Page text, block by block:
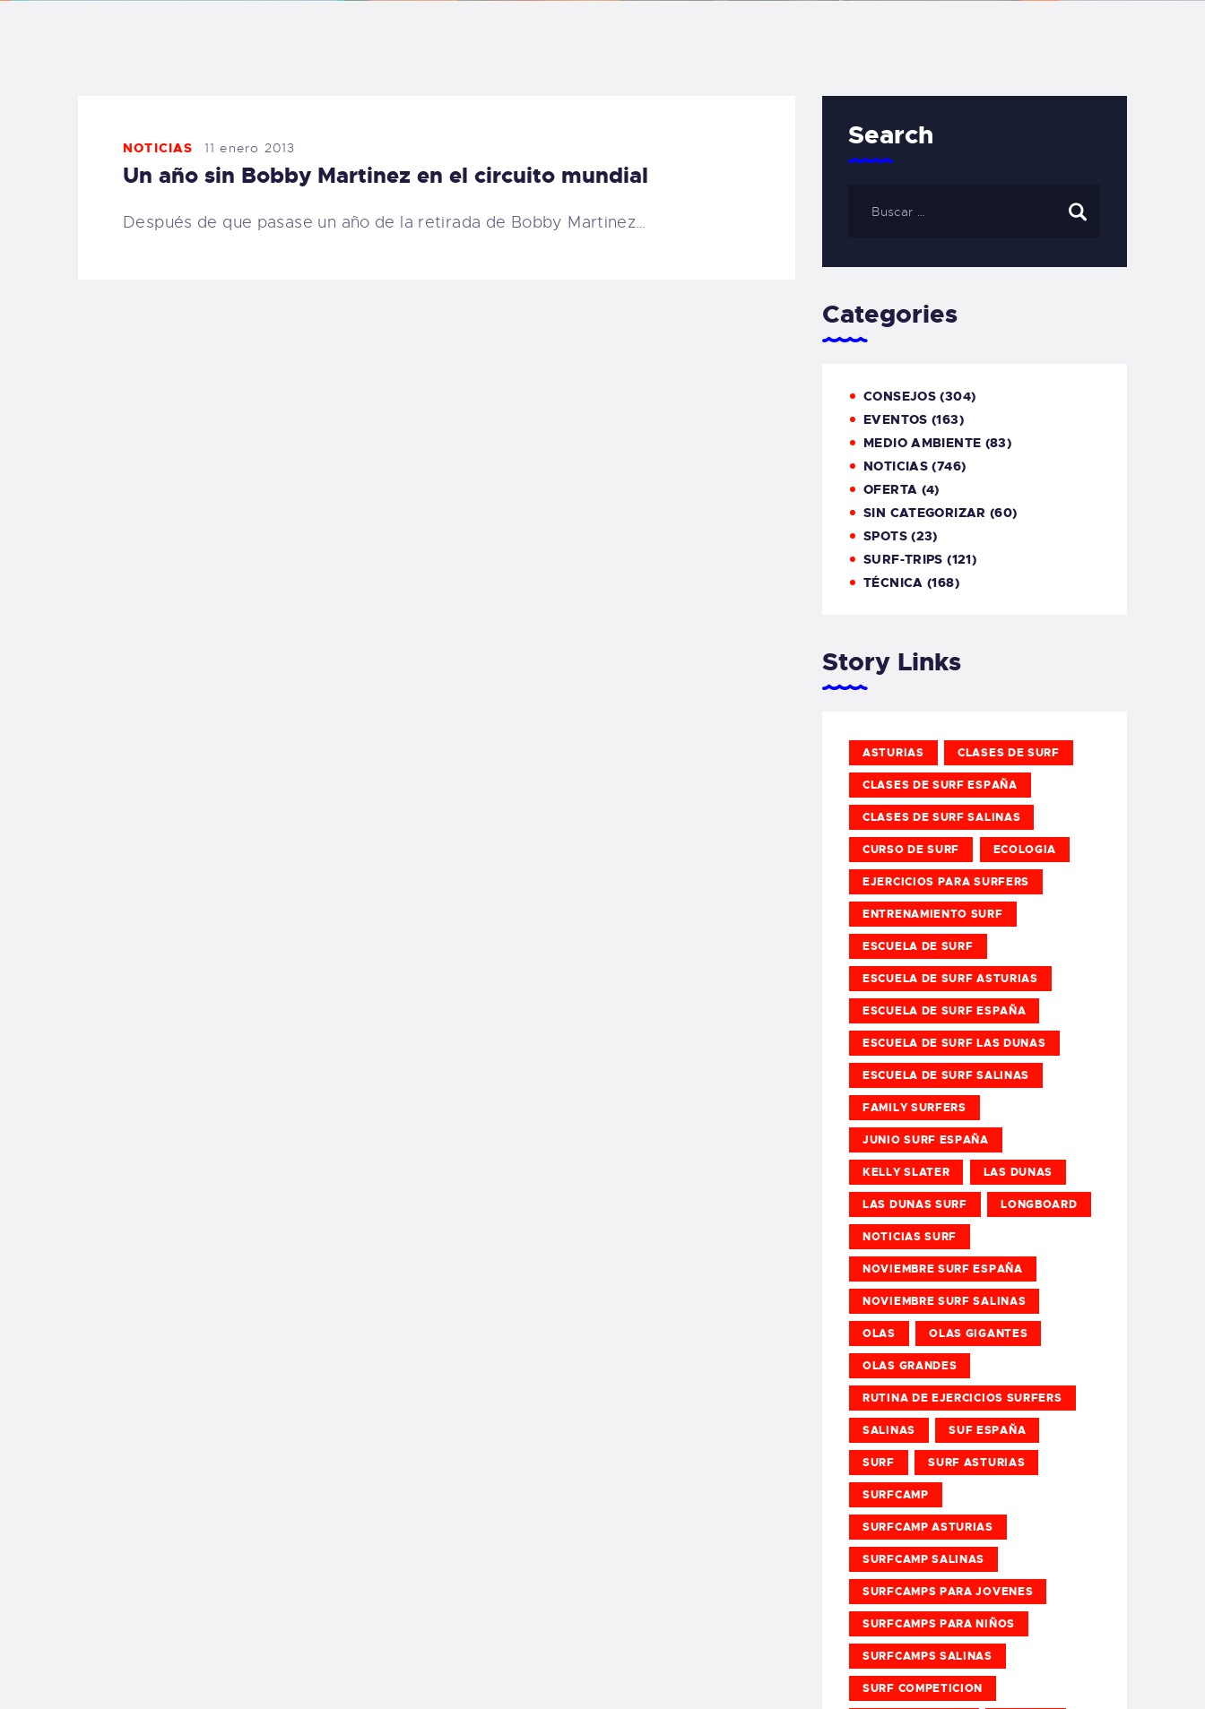
CARRITO
TIENDA FAMILY
NOTICIAS 11 enero 2013
Un año sin Bobby Martinez en el circuito mundial
Después de que pasase un año de la retirada de Bobby Martinez…
Search
Categories
CONSEJOS (304)
EVENTOS (163)
MEDIO AMBIENTE (83)
NOTICIAS (746)
OFERTA (4)
SIN CATEGORIZAR (60)
SPOTS(23)
SURF-TRIPS (121)
TÉCNICA (168)
Story Links
ASTURIAS CLASES DE SURF
CLASES DE SURF ESPAÑA
CLASES DE SURF SALINAS
CURSO DE SURF ECOLOGIA
EJERCICIOS PARA SURFERS
ENTRENAMIENTO SURF
ESCUELA DE SURF
ESCUELA DE SURF ASTURIAS
ESCUELA DE SURF ESPAÑA
ESCUELA DE SURF LAS DUNAS
ESCUELA DE SURF SALINAS
FAMILY SURFERS
JUNIO SURF ESPAÑA
KELLY SLATER LAS DUNAS
LAS DUNAS SURF LONGBOARD
NOTICIAS SURF
NOVIEMBRE SURF ESPAÑA
NOVIEMBRE SURF SALINAS
OLAS OLAS GIGANTES
OLAS GRANDES
RUTINA DE EJERCICIOS SURFERS
SALINAS SUF ESPAÑA
SURF SURF ASTURIAS
SURFCAMP
SURFCAMP ASTURIAS
SURFCAMP SALINAS
SURFCAMPS PARA JOVENES
SURFCAMPS PARA NIÑOS
SURFCAMPS SALINAS
SURF COMPETICION